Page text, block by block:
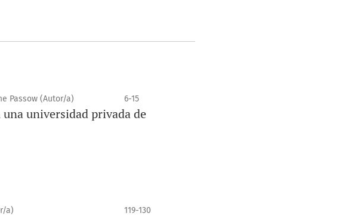
Passow (Autor/a) 6-15
universidad privada de
a) 119-130